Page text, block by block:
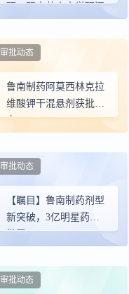
研，双方共商产学研深
鲁南制药阿莫西林克拉
维酸钾干混悬剂获批上
市
审批动态
【瞩目】鲁南制药剂型
新突破，3亿明星药获
批了
审批动态
审批动态